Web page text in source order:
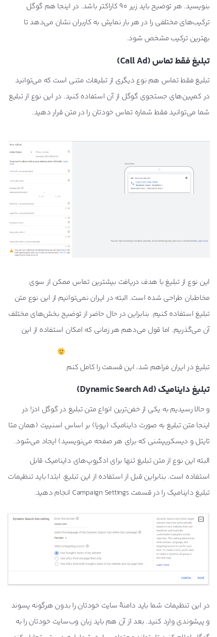
بنویسید. هر توضیح باید زیر 90 کاراکتر باشد. در اینجا هم گوگل
ترکیب‌های مختلفی را در هر بار نمایش به کاربران نشان می‌دهد تا
بهترین ترکیب مشخص شود.
تبلیغ فقط تماس (Call Ad)
تبلیغ فقط تماس هم نوع دیگری از تبلیغات متنی است که می‌توانید
در کمپین‌های جستجوی گوگل از آن استفاده کنید. در این نوع از تبلیغ
شما می‌توانید فقط شماره تماس خودتان را در متن قرار دهید.
این نوع از تبلیغ با هدف دریافت بیشترین تماس ممکن از سوی
مخاطبان طراحی شده است. البته در ایران نمی‌توانیم از این نوع متن
تبلیغ استفاده کنیم. بنابراین در حال حاضر از توضیح بخش‌های مختلف
آن می‌گذریم. اما قول می‌دهم هر زمانی که امکان استفاده از این
تبلیغ در ایران فراهم شد، این قسمت را کامل کنم
تبلیغ داینامیک (Dynamic Search Ad)
و حالا رسیدیم به یکی از خفن‌ترین انواع متن تبلیغ در گوگل ادز! در
اینجا متن تبلیغ به صورت داینامیک (پویا) بر اساس اسنیپت (همان متا
تایتل و دیسکریپشنی که برای هر صفحه می‌نویسید) ایجاد می‌شود.
البته این نوع از متن تبلیغ تنها برای ادگروپ‌های داینامیک قابل
استفاده است. بنابراین قبل از استفاده از این تبلیغ، ابتدا باید تنظیمات
تبلیغ داینامیک را در قسمت Campaign Settings انجام دهید.
در این تنظیمات شما باید دامنۀ سایت خودتان را بدون هرگونه پسوند
و پیشوندی وارد کنید. بعد از آن هم باید زبان وب‌سایت خودتان را به